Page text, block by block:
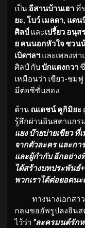
เป็น อีสานบ้านเฮาที่
ยะ , โบว์ เมลดา, แ
ศิลป์ และเปรี้ยว อนุส
ย คนนอกหัวใจ ชวน
เบิดฯลฯ และเพลงท่า
ศิลป์ กับ บักแตงกวา
เหมือนว่า เขียว-ชม
มีต่อซีซั่นสอง
ด้าน ณเดชน์ คูกิมิยะ
รู้สึกผ่านอินสตาแกร
แยง บ๊ายบ่ายเขียว
จากตัวละคร และก
และผู้กำกับ อีกอย่า
ได้สร้างบทประพัน
พวกเราได้ต่อยอดนะ
ทางนางเอกสาว
กลมขออัพรูปลงอิน
ไว้ว่า “ละครมนต์รักห